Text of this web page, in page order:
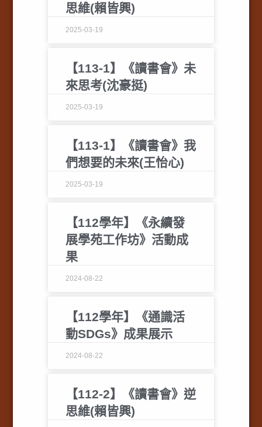
思維(賴皆興)
2025-03-19
【113-1】《讀書會》未
來思考(沈豪挺)
2025-03-19
【113-1】《讀書會》我
們想要的未來(王怡心)
2025-03-19
【112學年】《永續發
展學苑工作坊》活動成
果
2024-08-22
【112學年】《通識活
動SDGs》成果展示
2024-08-22
【112-2】《讀書會》逆
思維(賴皆興)